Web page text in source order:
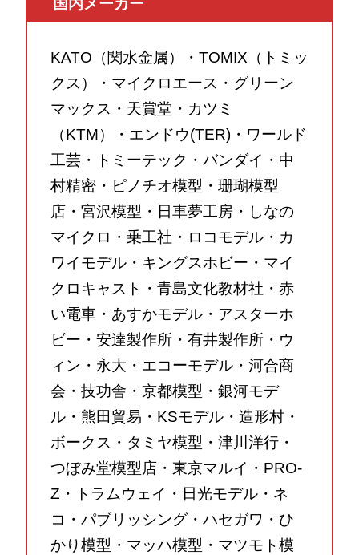
国内メーカー
KATO（関水金属）・TOMIX（トミッ
クス）・マイクロエース・グリーン
マックス・天賞堂・カツミ
（KTM）・エンドウ(TER)・ワールド
工芸・トミーテック・バンダイ・中
村精密・ピノチオ模型・珊瑚模型
店・宮沢模型・日車夢工房・しなの
マイクロ・乗工社・ロコモデル・カ
ワイモデル・キングスホビー・マイ
クロキャスト・青島文化教材社・赤
い電車・あすかモデル・アスターホ
ビー・安達製作所・有井製作所・ウ
ィン・永大・エコーモデル・河合商
会・技功舎・京都模型・銀河モデ
ル・熊田貿易・KSモデル・造形村・
ボークス・タミヤ模型・津川洋行・
つぼみ堂模型店・東京マルイ・PRO-
Z・トラムウェイ・日光モデル・ネ
コ・パブリッシング・ハセガワ・ひ
かり模型・マッハ模型・マツモト模